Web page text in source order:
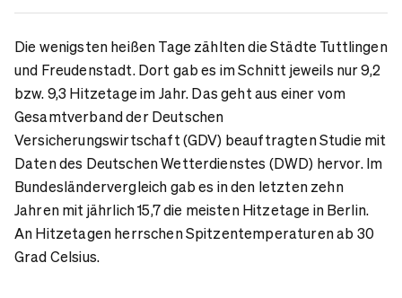
Die wenigsten heißen Tage zählten die Städte Tuttlingen
und Freudenstadt. Dort gab es im Schnitt jeweils nur 9,2
bzw. 9,3 Hitzetage im Jahr. Das geht aus einer vom
Gesamtverband der Deutschen
Versicherungswirtschaft (GDV) beauftragten Studie mit
Daten des Deutschen Wetterdienstes (DWD) hervor. Im
Bundesländervergleich gab es in den letzten zehn
Jahren mit jährlich 15,7 die meisten Hitzetage in Berlin.
An Hitzetagen herrschen Spitzentemperaturen ab 30
Grad Celsius.